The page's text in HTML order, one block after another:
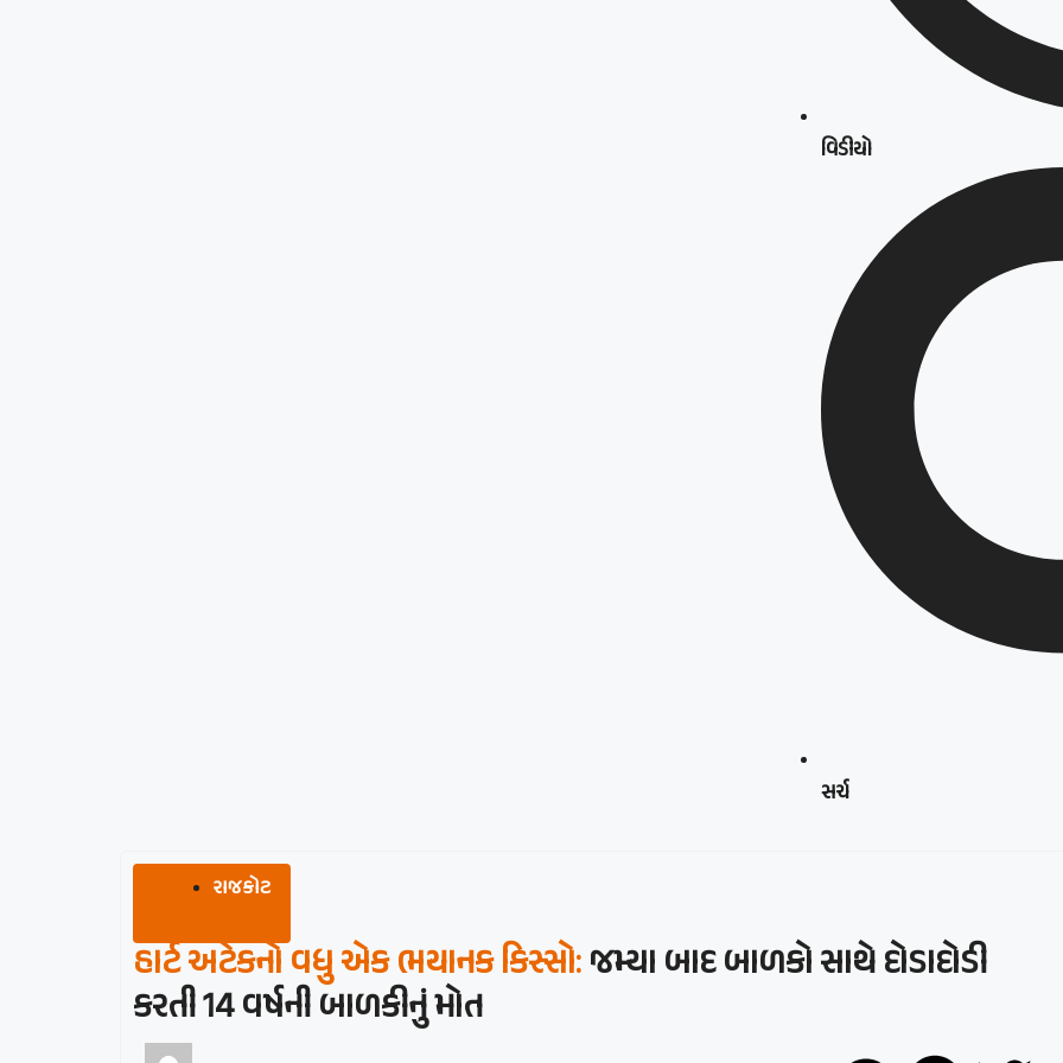
વિડીયો
સર્ચ
રાજકોટ
હાર્ટ અટેકનો વધુ એક ભયાનક કિસ્સો:જમ્યા બાદ બાળકો સાથે દોડાદોડી
કરતી 14 વર્ષની બાળકીનું મોત